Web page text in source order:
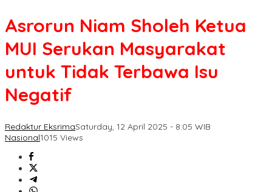
Asrorun Niam Sholeh Ketua
MUI Serukan Masyarakat
untuk Tidak Terbawa Isu
Negatif
Redaktur EksrimaSaturday, 12 April 2025 - 8:05 WIB
Nasional1015 Views